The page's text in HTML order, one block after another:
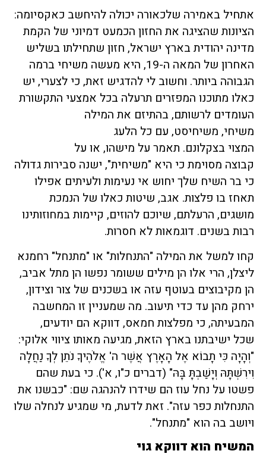
אתחיל באמירה שלכאורה יכולה להיחשב כאקסיומה:
הציונות שהציגה את החזון הכמעט דמיוני של הקמת
מדינה יהודית בארץ ישראל, חזון שתחילתו בשליש
האחרון של המאה ה-19, היא מעשה משיחי ברמה
הגבוהה ביותר. וחשוב לי להדגיש זאת, כי לצערי, יש
כאלו מתוכנו המפזרים תרעלה בכל אמצעי התקשורת
העומדים לרשותם, בהתיזם את המילה
משיחי, משיחיסט, עם כל הלעג
המצוי בצקלונם. תאמר על מישהו, או על
קבוצה מסוימת כי היא "משיחית", ישנה סבירות גדולה
כי בר השיח שלך יחוש אי נעימות ולעיתים אפילו
תאחז בו פלצות. אגב, שיטות כאלו של הנמכת
מושגים, הרעלתם, שיוכם להוזים, קיימות במחוזותינו
רבות בשנים. דוגמאות לא חסרות.
קחו למשל את המילה "התנחלות" או "מתנחל" רחמנא
ליצלן, הרי אלו הן מילים ששומר נפשו הן מתל אביב,
הן מקיבוצים בעוטף עזה או בשכנים של צור וצידון,
ירחק מהן עד כדי תיעוב. מה שמעניין זו המחשבה
המבעיתה, כי מפלצות חמאס, דווקא הם יודעים,
שכל ישיבתנו בארץ הזאת, מגיעה מאותו ציווי אלוקי:
"וְהָיָה כִּי תָבוֹא אֶל הָאָרֶץ אֲשֶׁר ה' אֱלֹהֶיךָ נֹתֵן לְךָ נַחֲלָה
וִירִשְׁתָּהּ וְיָשַׁבְתָּ בָּהּ" (דברים כ"ו, א'). כי בעת שהם
פשטו על נחל עוז הם שידרו להנהגה שם: "כבשנו את
התנחלות כפר עזה". זאת לדעת, מי שמגיע לנחלה שלו
ויושב בה הוא "מתנחל".
המשיח הוא דווקא גוי